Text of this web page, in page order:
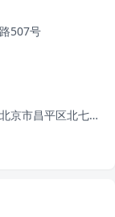
507号
地址：（北京甲状腺医院）北京市昌平区北七家镇天通苑东苑三区56号楼